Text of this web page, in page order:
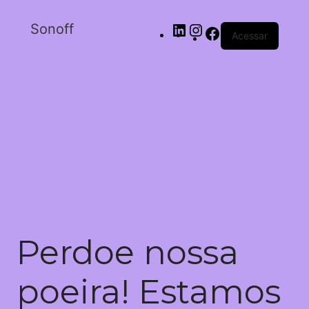
Sonoff Acessar
Perdoe nossa
poeira! Estamos